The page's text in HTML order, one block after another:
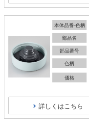
本体品番-色柄
部品名
部品番号
色柄
価格
詳しくはこちら